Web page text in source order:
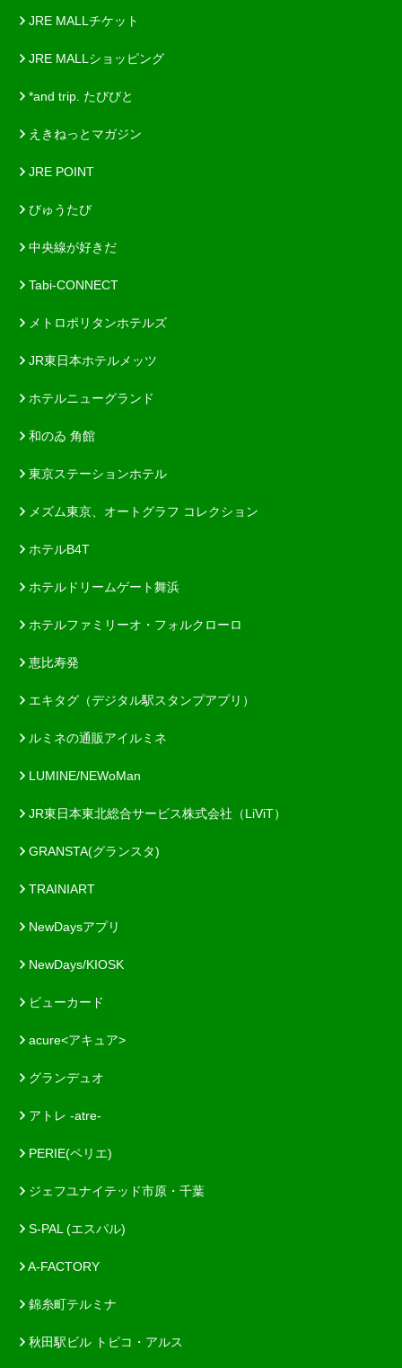
JRE MALLチケット
JRE MALLショッピング
*and trip. たびびと
えきねっとマガジン
JRE POINT
びゅうたび
中央線が好きだ
Tabi-CONNECT
メトロポリタンホテルズ
JR東日本ホテルメッツ
ホテルニューグランド
和のゐ 角館
東京ステーションホテル
メズム東京、オートグラフ コレクション
ホテルB4T
ホテルドリームゲート舞浜
ホテルファミリーオ・フォルクローロ
恵比寿発
エキタグ（デジタル駅スタンプアプリ）
ルミネの通販アイルミネ
LUMINE/NEWoMan
JR東日本東北総合サービス株式会社（LiViT）
GRANSTA(グランスタ)
TRAINIART
NewDaysアプリ
NewDays/KIOSK
ビューカード
acure<アキュア>
グランデュオ
アトレ -atre-
PERIE(ペリエ)
ジェフユナイテッド市原・千葉
S-PAL (エスパル)
A-FACTORY
錦糸町テルミナ
秋田駅ビル トピコ・アルス